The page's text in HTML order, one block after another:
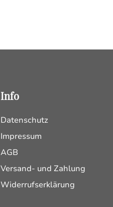
Info
Datenschutz
Impressum
AGB
Versand- und Zahlung
Widerrufserklärung